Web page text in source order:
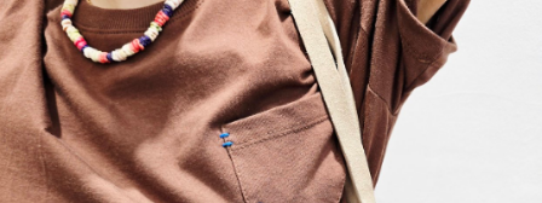
이코 라이프 하